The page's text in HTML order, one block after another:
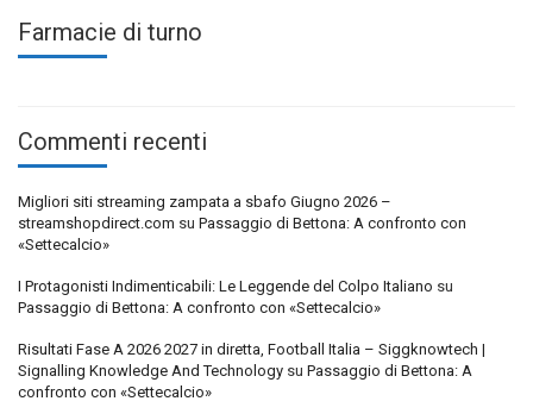
Farmacie di turno
Commenti recenti
Migliori siti streaming zampata a sbafo Giugno 2026 –
streamshopdirect.com su Passaggio di Bettona: A confronto con
«Settecalcio»
I Protagonisti Indimenticabili: Le Leggende del Colpo Italiano su
Passaggio di Bettona: A confronto con «Settecalcio»
Risultati Fase A 2026 2027 in diretta, Football Italia – Siggknowtech |
Signalling Knowledge And Technology su Passaggio di Bettona: A
confronto con «Settecalcio»